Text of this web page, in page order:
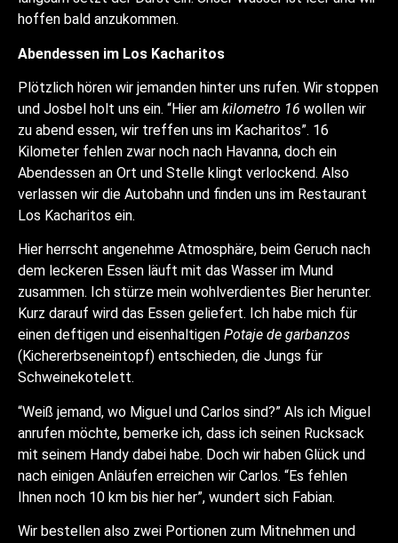
hoffen bald anzukommen.
Abendessen im Los Kacharitos
Plötzlich hören wir jemanden hinter uns rufen. Wir stoppen
und Josbel holt uns ein. “Hier am kilometro 16 wollen wir
zu abend essen, wir treffen uns im Kacharitos”. 16
Kilometer fehlen zwar noch nach Havanna, doch ein
Abendessen an Ort und Stelle klingt verlockend. Also
verlassen wir die Autobahn und finden uns im Restaurant
Los Kacharitos ein.
Hier herrscht angenehme Atmosphäre, beim Geruch nach
dem leckeren Essen läuft mit das Wasser im Mund
zusammen. Ich stürze mein wohlverdientes Bier herunter.
Kurz darauf wird das Essen geliefert. Ich habe mich für
einen deftigen und eisenhaltigen Potaje de garbanzos
(Kichererbseneintopf) entschieden, die Jungs für
Schweinekotelett.
“Weiß jemand, wo Miguel und Carlos sind?” Als ich Miguel
anrufen möchte, bemerke ich, dass ich seinen Rucksack
mit seinem Handy dabei habe. Doch wir haben Glück und
nach einigen Anläufen erreichen wir Carlos. “Es fehlen
Ihnen noch 10 km bis hier her”, wundert sich Fabian.
Wir bestellen also zwei Portionen zum Mitnehmen und